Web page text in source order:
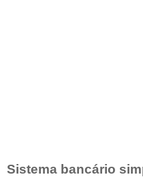
Sistema bancário